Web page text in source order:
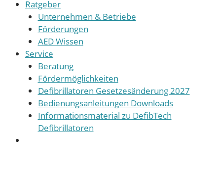
Ratgeber
Unternehmen & Betriebe
Förderungen
AED Wissen
Service
Beratung
Fördermöglichkeiten
Defibrillatoren Gesetzesänderung 2027
Bedienungsanleitungen Downloads
Informationsmaterial zu DefibTech
Defibrillatoren